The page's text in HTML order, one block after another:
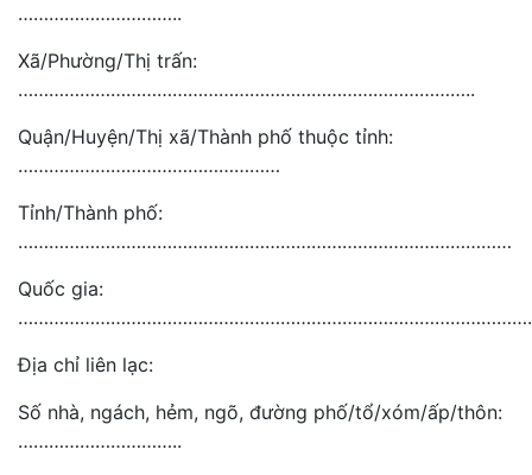
…………………………..
Xã/Phường/Thị trấn:
……………………………………………………………………………..
Quận/Huyện/Thị xã/Thành phố thuộc tỉnh:
……………………………………………
Tỉnh/Thành phố:
……………………………………………………………………………………
Quốc gia:
Địa chỉ liên lạc:
Số nhà, ngách, hẻm, ngõ, đường phố/tổ/xóm/ấp/thôn:
…………………………..